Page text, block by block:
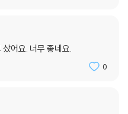
어요. 너무 좋네요.
0